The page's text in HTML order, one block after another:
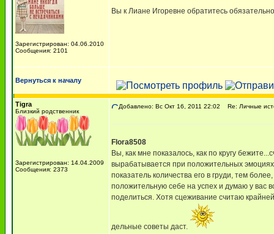
Зарегистрирован: 04.06.2010
Сообщения: 2101
Вы к Лиане Игоревне обратитесь
Вернуться к началу
Tigra
Близкий родственник
Зарегистрирован: 14.04.2009
Сообщения: 2373
Добавлено: Вс Окт 16, 2011 22:02 Re: Личные
Flora8508
Вы, как мне показалось, как по кругу
вырабатывается при положительных
показатель количества его в груди, тем
положительную себе на успех и думаю у вас
поделиться. Хотя сцеживание считаю
дельные советы даст.